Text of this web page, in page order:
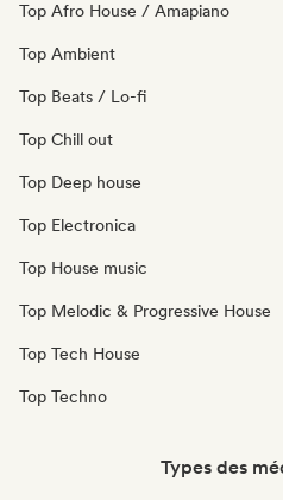
Top Afro House / Amapiano
Top Ambient
Top Beats / Lo-fi
Top Chill out
Top Deep house
Top Electronica
Top House music
Top Melodic & Progressive House
Top Tech House
Top Techno
Types des